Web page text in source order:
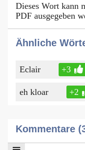
Dieses Wort kann
PDF ausgegeben
Ähnliche
Eclair +3
eh kloar +2
Kommentare